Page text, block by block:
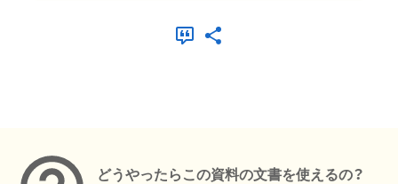
どうやったらこの資料の文書を使えるの？